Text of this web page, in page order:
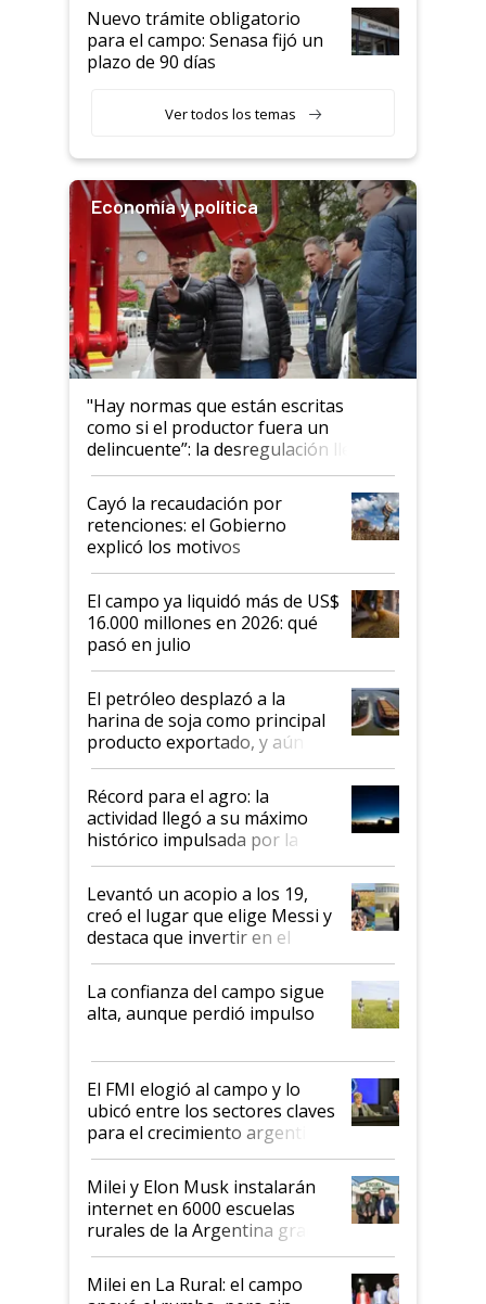
Nuevo trámite obligatorio
para el campo: Senasa fijó un
plazo de 90 días
Ver todos los temas
Economía y política
"Hay normas que están escritas
como si el productor fuera un
delincuente”: la desregulación llegó
al Congreso Aapresid y hasta se
habló del financiamiento al IPCVA
Cayó la recaudación por
retenciones: el Gobierno
explicó los motivos
El campo ya liquidó más de US$
16.000 millones en 2026: qué
pasó en julio
El petróleo desplazó a la
harina de soja como principal
producto exportado, y aún así
el agro aportó casi seis de cada
diez dólares y sostuvo el
liderazgo en un semestre
récord
Récord para el agro: la
actividad llegó a su máximo
histórico impulsada por la
cosecha y las exportaciones
Levantó un acopio a los 19,
creó el lugar que elige Messi y
destaca que invertir en el
kirchnerismo era como "darle
plata a un hijo para droga":
Juan Félix Rossetti, el libertario
que de una dura crisis salió
de Milei
La confianza del campo sigue
alta, aunque perdió impulso
El FMI elogió al campo y lo
ubicó entre los sectores claves
para el crecimiento argentino
Milei y Elon Musk instalarán
internet en 6000 escuelas
rurales de la Argentina gracias
a un acuerdo con Starlink
Milei en La Rural: el campo